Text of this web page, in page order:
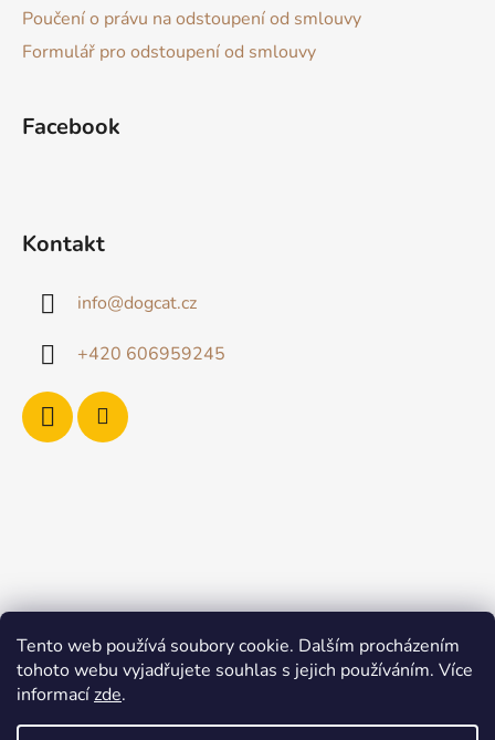
Tento web používá soubory cookie. Dalším procházením
tohoto webu vyjadřujete souhlas s jejich používáním. Více
informacízde.
Poučení o právu na odstoupení od smlouvy
Formulář pro odstoupení od smlouvy
Facebook
Kontakt
info@dogcat.cz
+420 606959245